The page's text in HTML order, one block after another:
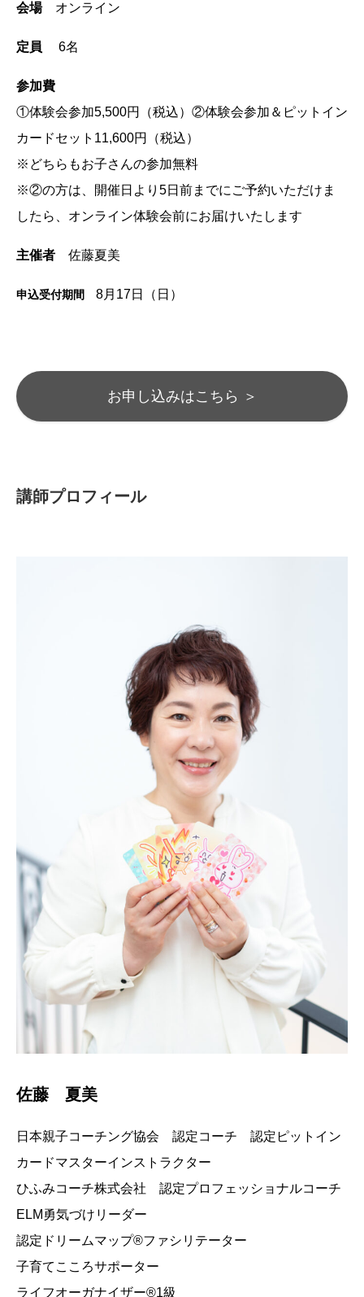
会場 オンライン
定員 6名
参加費
①体験会参加5,500円（税込）②体験会参加＆ピットイン
カードセット11,600円（税込）
※どちらもお子さんの参加無料
※②の方は、開催日より5日前までにご予約いただけま
したら、オンライン体験会前にお届けいたします
主催者 佐藤夏美
申込受付期間 8月17日（日）
お申し込みはこちら ＞
講師プロフィール
佐藤 夏美
日本親子コーチング協会 認定コーチ 認定ピットイン
カードマスターインストラクター
ひふみコーチ株式会社 認定プロフェッショナルコーチ
ELM勇気づけリーダー
認定ドリームマップ®ファシリテーター
子育てこころサポーター
ライフオーガナイザー®1級